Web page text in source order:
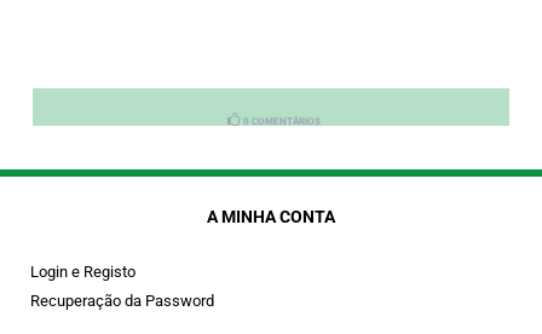
0 COMENTÁRIOS
A MINHA CONTA
Login e Registo
Recuperação da Password